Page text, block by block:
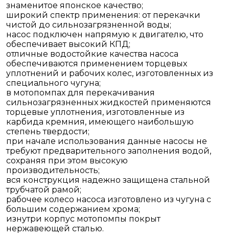
знаменитое японское качество;
широкий спектр применения: от перекачки
чистой до сильнозагрязненной воды;
насос подключен напрямую к двигателю, что
обеспечивает высокий КПД;
отличные водостойкие качества насоса
обеспечиваются применением торцевых
уплотнений и рабочих колес, изготовленных из
специального чугуна;
в мотопомпах для перекачивания
сильнозагрязненных жидкостей применяются
торцевые уплотнения, изготовленные из
карбида кремния, имеющего наибольшую
степень твердости;
при начале использования данные насосы не
требуют предварительного заполнения водой,
сохраняя при этом высокую
производительность;
вся конструкция надежно защищена стальной
трубчатой рамой;
рабочее колесо насоса изготовлено из чугуна с
большим содержанием хрома;
изнутри корпус мотопомпы покрыт
нержавеющей сталью.